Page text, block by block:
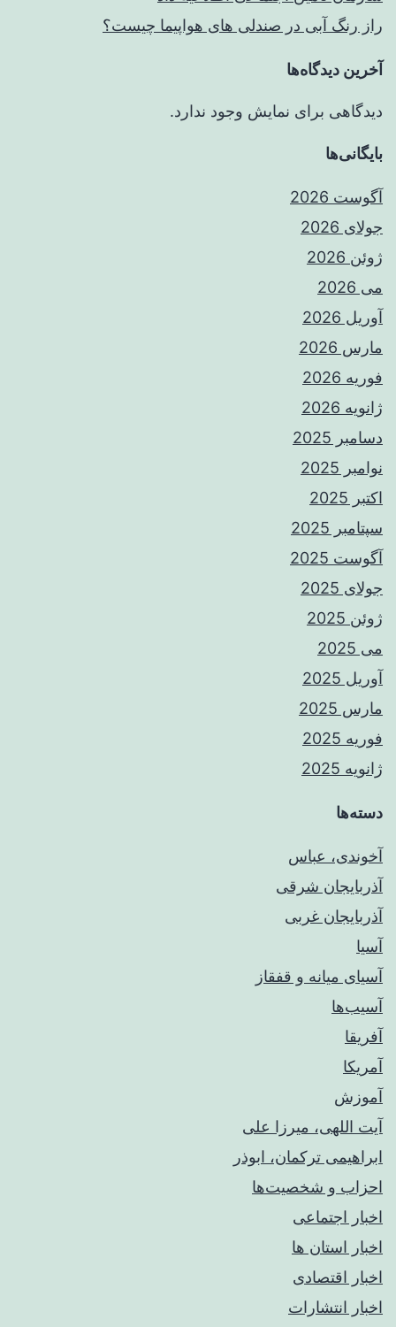
راز رنگ آبی در صندلی های هواپیما چیست؟
آخرین دیدگاه‌ها
دیدگاهی برای نمایش وجود ندارد.
بایگانی‌ها
آگوست 2026
جولای 2026
ژوئن 2026
می 2026
آوریل 2026
مارس 2026
فوریه 2026
ژانویه 2026
دسامبر 2025
نوامبر 2025
اکتبر 2025
سپتامبر 2025
آگوست 2025
جولای 2025
ژوئن 2025
می 2025
آوریل 2025
مارس 2025
فوریه 2025
ژانویه 2025
دسته‌ها
آخوندی، عباس
آذربایجان شرقی
آذربایجان غربی
آسیا
آسیای میانه و قفقاز
آسیب‌ها
آفریقا
آمریکا
آموزش
آیت اللهی، میرزا علی
ابراهیمی ترکمان، ابوذر
احزاب و شخصیت‌ها
اخبار اجتماعی
اخبار استان ها
اخبار اقتصادی
اخبار انتشارات